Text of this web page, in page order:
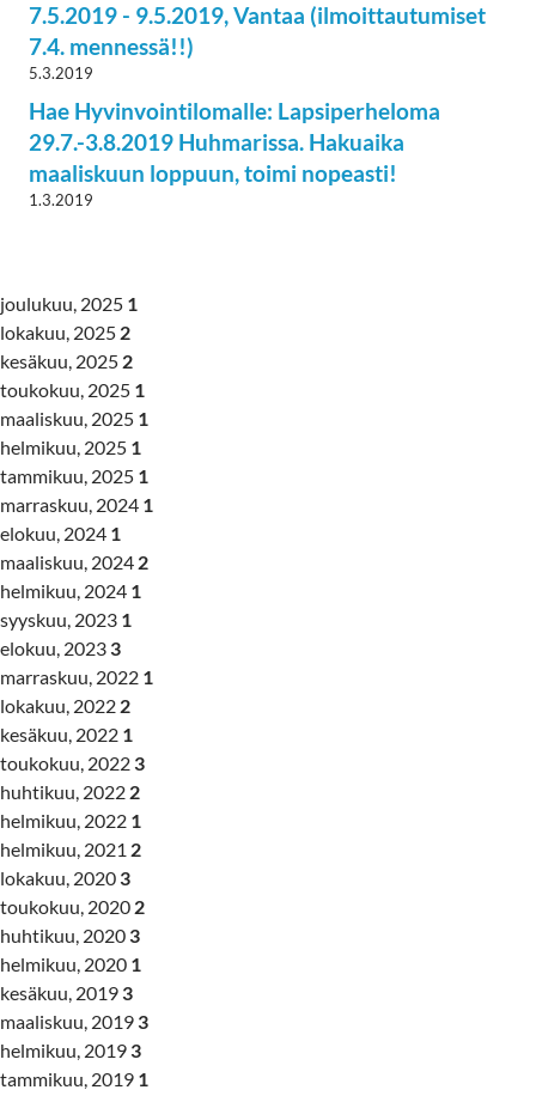
7.5.2019 - 9.5.2019, Vantaa (ilmoittautumiset
7.4. mennessä!!)
5.3.2019
Hae Hyvinvointilomalle: Lapsiperheloma
29.7.-3.8.2019 Huhmarissa. Hakuaika
maaliskuun loppuun, toimi nopeasti!
1.3.2019
joulukuu, 2025 1
lokakuu, 2025 2
kesäkuu, 2025 2
toukokuu, 2025 1
maaliskuu, 2025 1
helmikuu, 2025 1
tammikuu, 2025 1
marraskuu, 2024 1
elokuu, 2024 1
maaliskuu, 2024 2
helmikuu, 2024 1
syyskuu, 2023 1
elokuu, 2023 3
marraskuu, 2022 1
lokakuu, 2022 2
kesäkuu, 2022 1
toukokuu, 2022 3
huhtikuu, 2022 2
helmikuu, 2022 1
helmikuu, 2021 2
lokakuu, 2020 3
toukokuu, 2020 2
huhtikuu, 2020 3
helmikuu, 2020 1
kesäkuu, 2019 3
maaliskuu, 2019 3
helmikuu, 2019 3
tammikuu, 2019 1